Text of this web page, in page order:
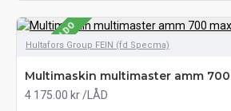
SE LAGERSALDO
Hultafors Group FEIN (fd Specma)
Multimaskin multimaster amm 700
4 175.00 kr /LÅD